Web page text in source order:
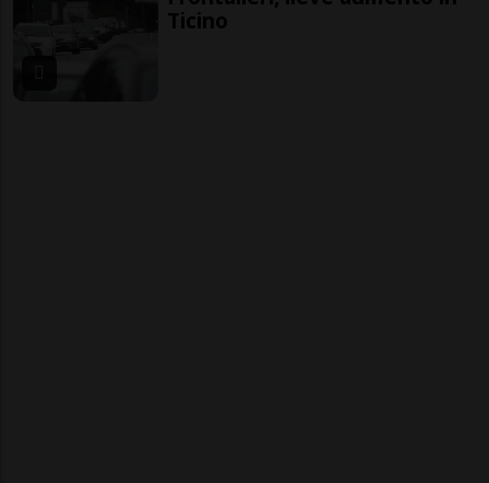
Ticino